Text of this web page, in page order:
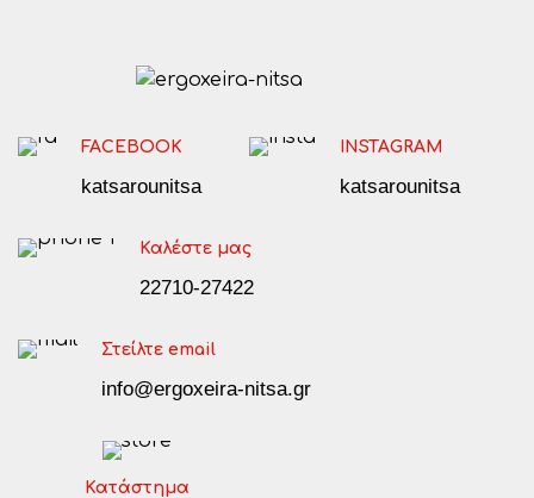
FACEBOOK
katsarounitsa
INSTAGRAM
katsarounitsa
Καλέστε μας
22710-27422
Στείλτε email
info@ergoxeira-nitsa.gr
Κατάστημα